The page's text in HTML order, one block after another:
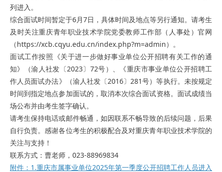
列进入。
综合面试时间暂定于6月7日，具体时间及地点等另行通知。请考生
及时关注重庆青年职业技术学院党委教师工作部（人事处）官网
（https://xcb.cqyu.edu.cn/index.php?m=admin）。
面试工作按照《关于进一步做好事业单位公开招聘有关工作的通
知》（渝人社发〔2023〕72号）、《重庆市事业单位公开招聘工
作人员面试办法》（渝人社发〔2016〕281号）等执行。未按规定
时间到指定地点参加面试的，取消本次综合面试资格。面试成绩当
场公布并由考生签字确认。
请考生保持电话或邮件畅通，如因联系不畅导致的后续问题，后果
自行负责。感谢各位考生的积极配合及对重庆青年职业技术学院的
关注与支持！
联系方式：曹老师，023-88969834
附件：1.重庆市属事业单位2025年第一季度公开招聘工作人员进入